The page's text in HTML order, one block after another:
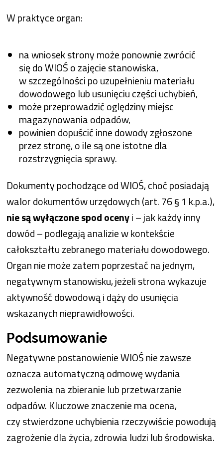
W praktyce organ:
na wniosek strony może ponownie zwrócić
się do WIOŚ o zajęcie stanowiska,
w szczególności po uzupełnieniu materiału
dowodowego lub usunięciu części uchybień,
może przeprowadzić oględziny miejsc
magazynowania odpadów,
powinien dopuścić inne dowody zgłoszone
przez stronę, o ile są one istotne dla
rozstrzygnięcia sprawy.
Dokumenty pochodzące od WIOŚ, choć posiadają
walor dokumentów urzędowych (art. 76 § 1 k.p.a.),
nie są wyłączone spod ocenyi – jak każdy inny
dowód – podlegają analizie w kontekście
całokształtu zebranego materiału dowodowego.
Organ nie może zatem poprzestać na jednym,
negatywnym stanowisku, jeżeli strona wykazuje
aktywność dowodową i dąży do usunięcia
wskazanych nieprawidłowości.
Podsumowanie
Negatywne postanowienie WIOŚ nie zawsze
oznacza automatyczną odmowę wydania
zezwolenia na zbieranie lub przetwarzanie
odpadów. Kluczowe znaczenie ma ocena,
czy stwierdzone uchybienia rzeczywiście powodują
zagrożenie dla życia, zdrowia ludzi lub środowiska.